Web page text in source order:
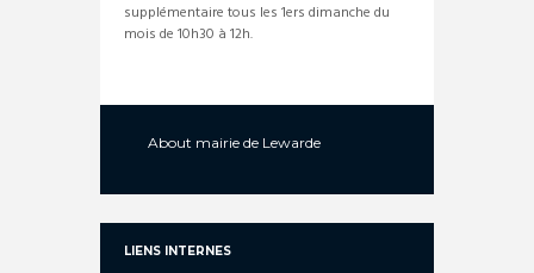
supplémentaire tous les 1ers dimanche du
mois de 10h30 à 12h.
About mairie de Lewarde
LIENS INTERNES